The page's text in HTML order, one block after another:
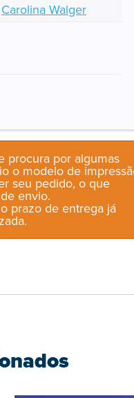
Carolina Walger
procura por algumas
o modelo de
seu pedido, o que
envio.
prazo de entrega já